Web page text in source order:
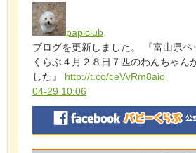
papiclub
ブログを更新しました。 『富山県
くらぶ４月２８日７匹のわんちゃん
した』 http://t.co/ceVvRm8aio
04-29 10:06